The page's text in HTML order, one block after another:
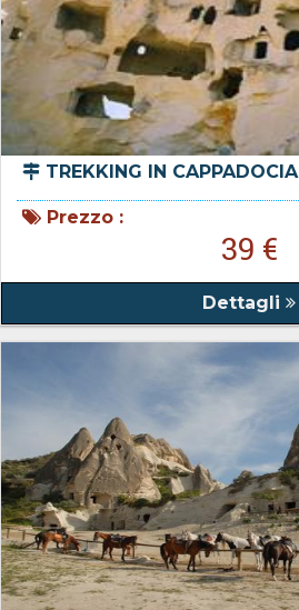
TREKKING IN CAPPADOCIA
Prezzo :
39 €
Dettagli